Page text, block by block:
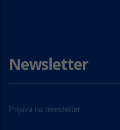
Newsletter
Prijava na newsletter